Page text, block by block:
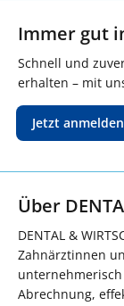
Immer gut
Schnell und
erhalten – mit
Jetzt anmelden
Über
DENTAL &
Zahnärztinnen
Abrechnung,